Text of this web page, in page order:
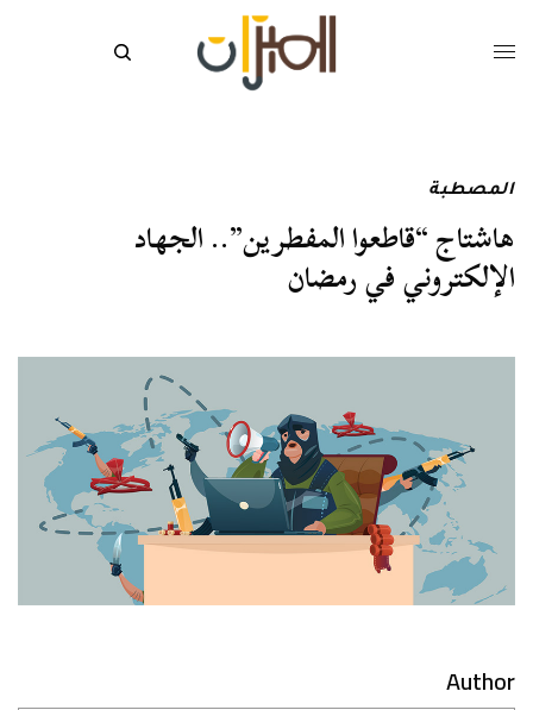
المصطبة
هاشتاج “قاطعوا المفطرين”.. الجهاد
الإلكتروني في رمضان
Author